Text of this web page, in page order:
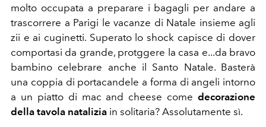
molto occupata a preparare i bagagli per andare a
trascorrere a Parigi le vacanze di Natale insieme agli
zii e ai cuginetti. Superato lo shock capisce di dover
comportasi da grande, protggere la casa e...da bravo
bambino celebrare anche il Santo Natale. Basterà
una coppia di portacandele a forma di angeli intorno
a un piatto di mac and cheese come decorazione
della tavola natalizia in solitaria? Assolutamente sì.